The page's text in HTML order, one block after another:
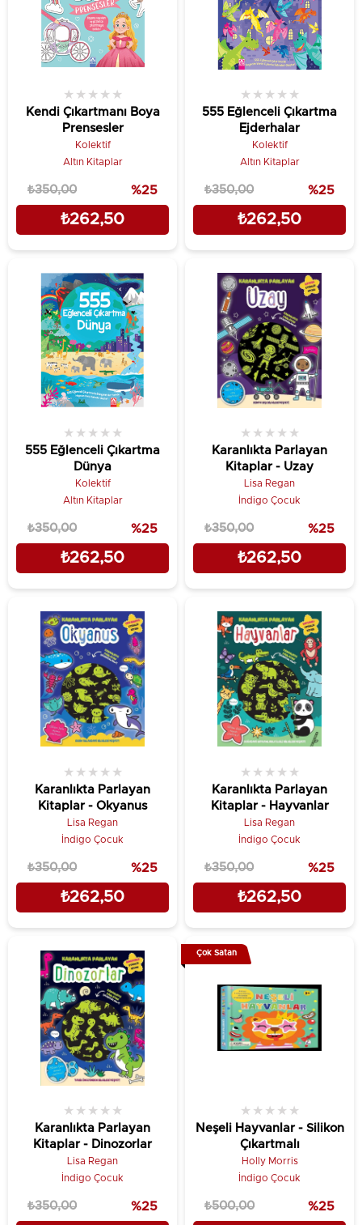
Kendi Çıkartmanı Boya
Prensesler
★ ★ ★ ★ ★
Kolektif
Altın Kitaplar
₺262,50
₺350,00 %25
555 Eğlenceli Çıkartma
Ejderhalar
★ ★ ★ ★ ★
Kolektif
Altın Kitaplar
₺262,50
₺350,00 %25
555 Eğlenceli Çıkartma
Dünya
★ ★ ★ ★ ★
Kolektif
Altın Kitaplar
₺262,50
₺350,00 %25
Karanlıkta Parlayan
Kitaplar - Uzay
★ ★ ★ ★ ★
Lisa Regan
İndigo Çocuk
₺262,50
₺350,00 %25
Karanlıkta Parlayan
Kitaplar - Okyanus
★ ★ ★ ★ ★
Lisa Regan
İndigo Çocuk
₺262,50
₺350,00 %25
Karanlıkta Parlayan
Kitaplar - Hayvanlar
★ ★ ★ ★ ★
Lisa Regan
İndigo Çocuk
₺262,50
₺350,00 %25
Karanlıkta Parlayan
Kitaplar - Dinozorlar
★ ★ ★ ★ ★
Lisa Regan
İndigo Çocuk
₺350,00 %25
Neşeli Hayvanlar - Silikon
Çıkartmalı
★ ★ ★ ★ ★
Holly Morris
İndigo Çocuk
₺500,00 %25
Çok Satan